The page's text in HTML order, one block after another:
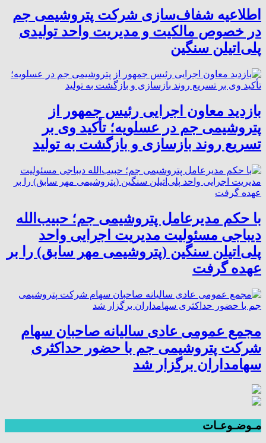
اطلاعیه شفاف‌سازی شرکت پتروشیمی جم
در خصوص مالکیت و مدیریت واحد تولیدی
پلی‌اتیلن سنگین
بازدید معاون اجرایی رئیس جمهور از
پتروشیمی جم در عسلویه؛ تأکید وی بر
تسریع روند بازسازی و بازگشت به تولید
با حکم مدیرعامل پتروشیمی جم؛ حبیب‌الله
دیباجی مسئولیت مدیریت اجرایی واحد
پلی‌اتیلن سنگین (پتروشیمی مهر سابق) را بر
عهده گرفت
مجمع عمومی عادی سالیانه صاحبان سهام
شرکت پتروشیمی جم با حضور حداکثری
سهامداران برگزار شد
مـوضـوعـات